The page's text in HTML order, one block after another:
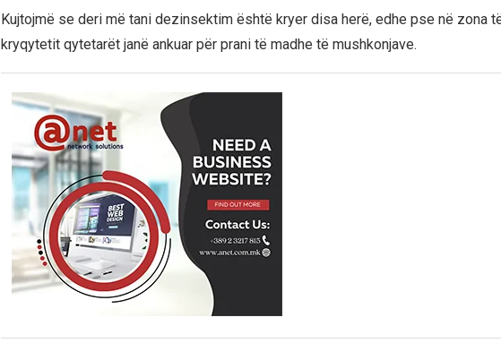
Kujtojmë se deri më tani dezinsektim është kryer disa herë, edhe pse në zona
kryqytetit qytetarët janë ankuar për prani të madhe të mushkonjave.